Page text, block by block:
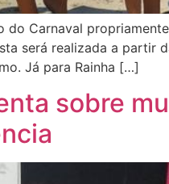
Carnaval
será realizada a partir
Já para Rainha […]
sobre